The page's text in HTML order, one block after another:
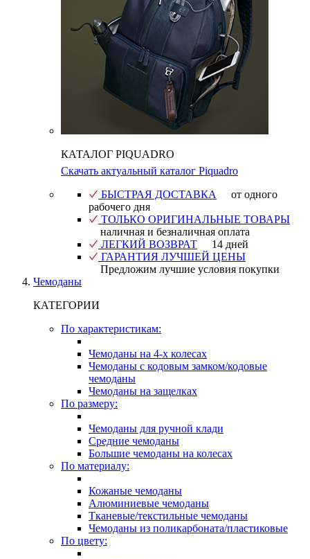
КАТАЛОГ PIQUADRO
Скачать актуальный каталог Piquadro
БЫСТРАЯ ДОСТАВКА
от одного
рабочего дня
ТОЛЬКО ОРИГИНАЛЬНЫЕ ТОВАРЫ
наличная и безналичная оплата
ЛЕГКИЙ ВОЗВРАТ
14 дней
ГАРАНТИЯ ЛУЧШЕЙ ЦЕНЫ
Предложим лучшие условия покупки
Чемоданы
КАТЕГОРИИ
По характеристикам:
Чемоданы на 4-х колесах
Чемоданы с кодовым замком/кодовые
чемоданы
Чемоданы на защелках
По размеру:
Чемоданы для ручной клади
Средние чемоданы
Большие чемоданы на колесах
По материалу:
Кожаные чемоданы
Алюминиевые чемоданы
Тканевые/текстильные чемоданы
Чемоданы из поликарбоната/пластиковые
По цвету: